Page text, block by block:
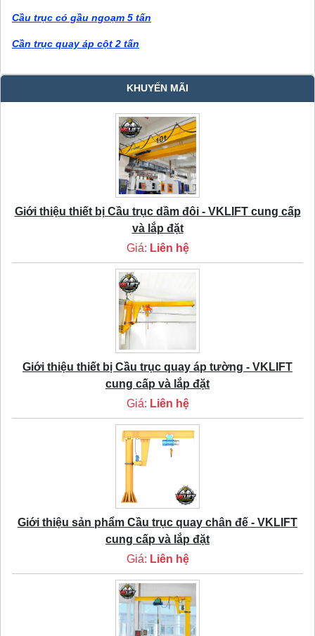
Cầu trục có gầu ngoạm 5 tấn
Cần trục quay áp cột 2 tấn
KHUYẾN MÃI
Giới thiệu thiết bị Cầu trục dầm đôi - VKLIFT cung cấp
và lắp đặt
Giá: Liên hệ
Giới thiệu thiết bị Cầu trục quay áp tường - VKLIFT
cung cấp và lắp đặt
Giá: Liên hệ
Giới thiệu sản phẩm Cầu trục quay chân đế - VKLIFT
cung cấp và lắp đặt
Giá: Liên hệ